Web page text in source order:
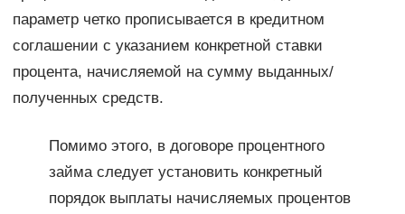
параметр четко прописывается в кредитном
соглашении с указанием конкретной ставки
процента, начисляемой на сумму выданных/
полученных средств.
Помимо этого, в договоре процентного
займа следует установить конкретный
порядок выплаты начисляемых процентов